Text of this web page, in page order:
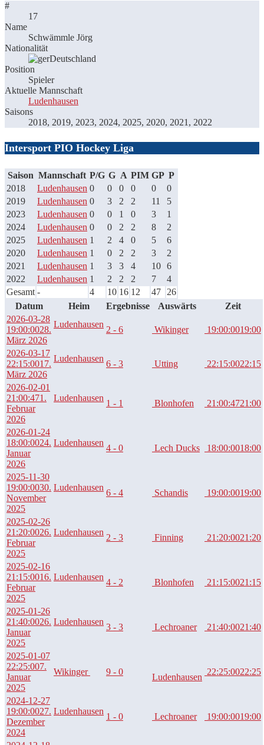
#
17
Name
Schwämmle Jörg
Nationalität
Deutschland
Position
Spieler
Aktuelle Mannschaft
Ludenhausen
Saisons
2018, 2019, 2023, 2024, 2025, 2020, 2021, 2022
Intersport PIO Hockey Liga
Saison Mannschaft P/G G A PIM GP P
2018
Ludenhausen 0 0 0 0 0
0
2019
Ludenhausen 0 3 2 2 11
5
2023
Ludenhausen 0 0 1 0 3
1
2024
Ludenhausen 0 0 2 2 8
2
2025
Ludenhausen 1 2 4 0 5
6
2020
Ludenhausen 1 0 2 2 3
2
2021
Ludenhausen 1 3 3 4 10 6
2022
Ludenhausen 1 2 2 2 7
4
Gesamt - 4 10 16 12 47
26
Datum
Heim Ergebnisse Auswärts
Zeit
2026-03-28
19:00:0028.
März 2026
Ludenhausen
2 - 6 Wikinger 19:00:0019:00
2026-03-17
22:15:0017.
März 2026
Ludenhausen
6 - 3 Utting 22:15:0022:15
2026-02-01
21:00:471.
Februar
2026
Ludenhausen
1 - 1 Blonhofen 21:00:4721:00
2026-01-24
18:00:0024.
Januar
2026
Ludenhausen
4 - 0 Lech Ducks 18:00:0018:00
2025-11-30
19:00:0030.
November
2025
Ludenhausen
6 - 4 Schandis 19:00:0019:00
2025-02-26
21:20:0026.
Februar
2025
Ludenhausen
2 - 3 Finning 21:20:0021:20
2025-02-16
21:15:0016.
Februar
2025
Ludenhausen
4 - 2 Blonhofen 21:15:0021:15
2025-01-26
21:40:0026.
Januar
2025
Ludenhausen
3 - 3 Lechroaner 21:40:0021:40
2025-01-07
22:25:007.
Januar
2025
Wikinger 9 - 0
Ludenhausen
22:25:0022:25
2024-12-27
19:00:0027.
Dezember
2024
Ludenhausen
1 - 0 Lechroaner 19:00:0019:00